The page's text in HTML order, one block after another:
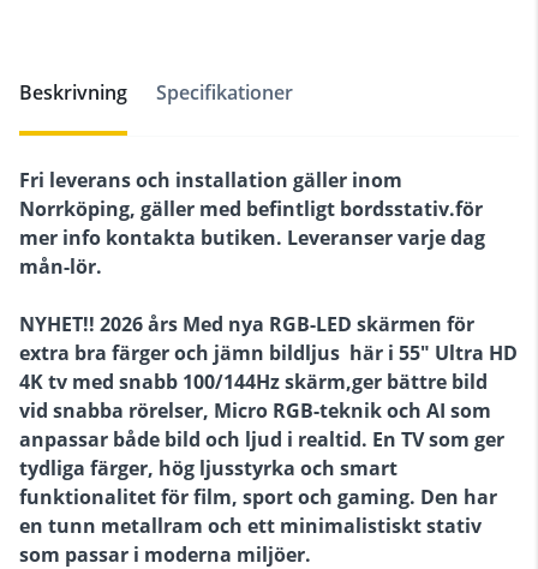
Beskrivning Specifikationer
Fri leverans och installation gäller inom
Norrköping, gäller med befintligt bordsstativ.för
mer info kontakta butiken. Leveranser varje dag
mån-lör.
NYHET!! 2026 års Med nya RGB-LED skärmen för
extra bra färger och jämn bildljus här i 55" Ultra HD
4K tv med snabb 100/144Hz skärm,ger bättre bild
vid snabba rörelser, Micro RGB-teknik och AI som
anpassar både bild och ljud i realtid. En TV som ger
tydliga färger, hög ljusstyrka och smart
funktionalitet för film, sport och gaming. Den har
en tunn metallram och ett minimalistiskt stativ
som passar i moderna miljöer.